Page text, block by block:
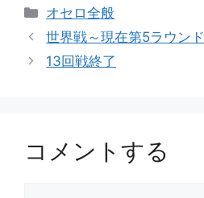
カ
テ
リ
オセロ全般
世界戦～現在第5ラウンド
13回戦終了
コメントする